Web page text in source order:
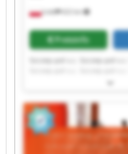
Łódź 622 km
Preisinfo
Szczep-pol s.c. Szczep-pol
Szczep-pol s.c. Szczep-pol
Szczep-pol s.c. Szczep-pol s.c.
Szczep-pol s.c. Szczep-pol s.c.